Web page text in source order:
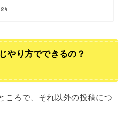
やり方でできるの？
ころで、それ以外の投稿につ